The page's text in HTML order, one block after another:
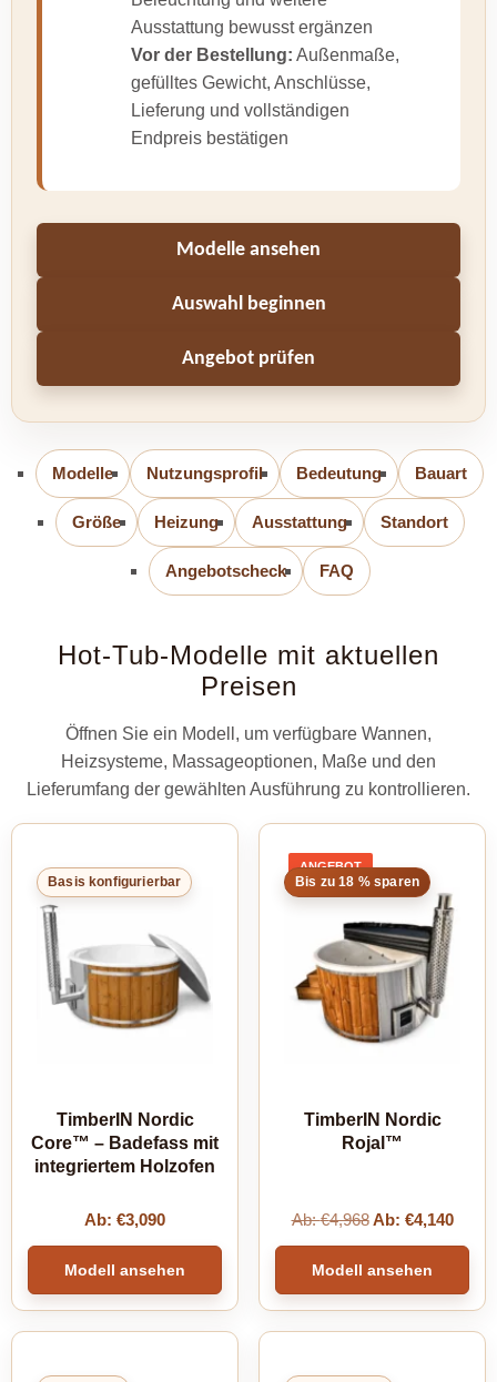
Ausstattung bewusst ergänzen
Vor der Bestellung: Außenmaße,
gefülltes Gewicht, Anschlüsse,
Lieferung und vollständigen
Endpreis bestätigen
Modelle ansehen
Auswahl beginnen
Angebot prüfen
Modelle Nutzungsprofil Bedeutung Bauart
Größe Heizung Ausstattung Standort
Angebotscheck FAQ
Hot-Tub-Modelle mit aktuellen
Preisen
Öffnen Sie ein Modell, um verfügbare Wannen,
Heizsysteme, Massageoptionen, Maße und den
Lieferumfang der gewählten Ausführung zu kontrollieren.
Basis konfigurierbar
TimberIN Nordic
Core™ – Badefass mit
integriertem Holzofen
Ab: €3,090
Modell ansehen
ANGEBOTPRODUKT
IM
ANGEBOT
Bis zu 18 % sparen
TimberIN Nordic
Rojal™
Ab:€4,968 Ab: €4,140
Modell ansehen